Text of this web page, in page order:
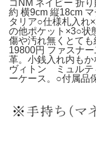
コNM ネイビー 折
約 横9cm 縦18cm
タリア○仕様札入れ
の他ポケット×3○状
傷や汚れ無くとて
19800円 ファスナ
革。小銭入れ内も
ヴィトン ミュル
ーケース。○付属品